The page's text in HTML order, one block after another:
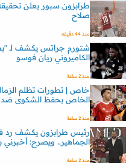
طرابزون سبور يعلن
صلاح
منذ 44 دقيقه
شتورم جراتس يكشف لـ
الكاميروني ريان فوسو
منذ 2 ساعة
خاص | تطورات تظلم
الخاص بحفظ الشكوى ضد
منذ 2 ساعة
رئيس طرابزون يكشف رد
الجماهير.. ويصرح: أخبرني
منذ 2 ساعة